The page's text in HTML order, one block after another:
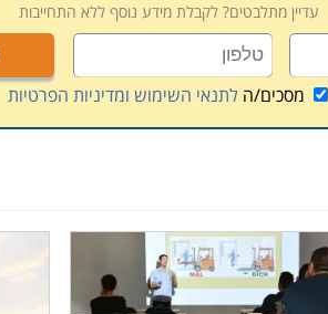
עדיין מתלבטים? לקבלת מידע נוסף ללא התחייבות
מסכים/הלתנאי השימוש ומדיניות הפרטיות